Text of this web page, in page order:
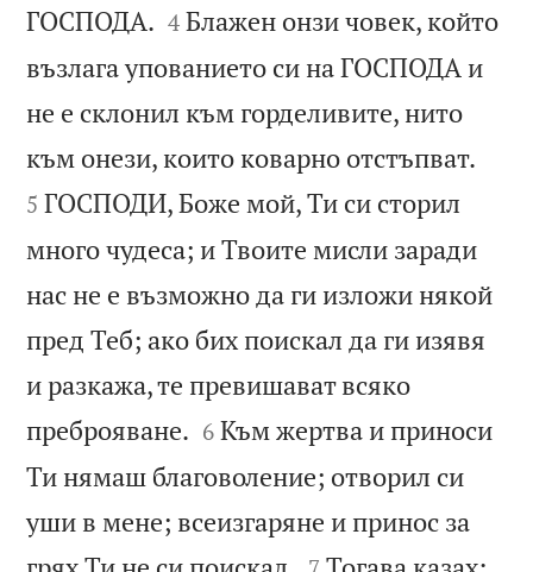
ГОСПОДА. 

4 Блажен онзи човек, който
възлага упованието си на ГОСПОДА и
не е склонил към горделивите, нито
към онези, които коварно отстъпват.
5 ГОСПОДИ, Боже мой, Ти си сторил
много чудеса; и Твоите мисли заради
нас не е възможно да ги изложи някой
пред Теб; ако бих поискал да ги изявя
и разкажа, те превишават всяко
преброяване. 

6 Към жертва и приноси
Ти нямаш благоволение; отворил си
уши в мене; всеизгаряне и принос за